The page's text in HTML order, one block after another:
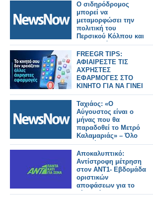
Ο σιδηρόδρομος
μπορεί να
μεταμορφώσει την
πολιτική του
Περσικού Κόλπου και
την παγκόσμια
ασφάλεια.
FREEGR TIPS:
ΑΦΙΑΙΡΕΣΤΕ ΤΙΣ
ΑΧΡΗΣΤΕΣ
ΕΦΑΡΜΟΓΕΣ ΣΤΟ
ΚΙΝΗΤΟ ΓΙΑ ΝΑ ΓΙΝΕΙ
ΠΙΟ ΓΡΗΓΟΡΟ
Ταχιάος: «Ο
Αύγουστος είναι ο
μήνας που θα
παραδοθεί το Μετρό
Καλαμαριάς» – Όλο
το σχέδιο για τις
επεκτάσεις στη
δυτική Θεσσαλονίκη.
Αποκαλυπτικό:
Αντίστροφη μέτρηση
στον ΑΝΤ1- Εβδομάδα
οριστικών
αποφάσεων για το
νέο πρόγραμμα